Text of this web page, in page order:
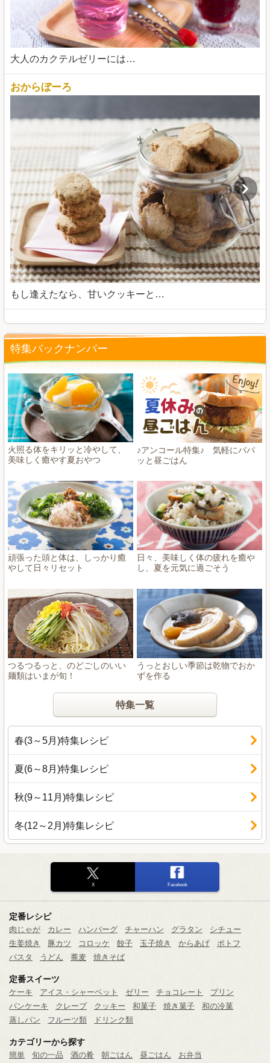
大人のカクテルゼリーには…
おからぼーろ
もし逢えたなら、甘いクッキーと…
特集バックナンバー
火照る体をキリッと冷やして、
美味しく癒やす夏おやつ
♪アンコール特集♪ 気軽にパパ
ッと昼ごはん
頑張った頭と体は、しっかり癒
やして日々リセット
日々、美味しく体の疲れを癒や
し、夏を元気に過ごそう
つるつるっと、のどごしのいい
麺類はいまが旬！
うっとおしい季節は乾物でおか
ずを作る
特集一覧
春(3～5月)特集レシピ
夏(6～8月)特集レシピ
秋(9～11月)特集レシピ
冬(12～2月)特集レシピ
X Facebook
定番レシピ
肉じゃが カレー ハンバーグ チャーハン グラタン
シチュー
生姜焼き
豚カツ コロッケ 餃子 玉子焼き からあげ
ポトフ
パスタ
うどん 蕎麦 焼きそば
定番スイーツ
ケーキ アイス・シャーベット ゼリー チョコレート
プリン
パンケーキ
クレープ クッキー 和菓子 焼き菓子
和の冷菓
蒸しパン
フルーツ類 ドリンク類
カテゴリーから探す
簡単 旬の一品 酒の肴 朝ごはん 昼ごはん お弁当